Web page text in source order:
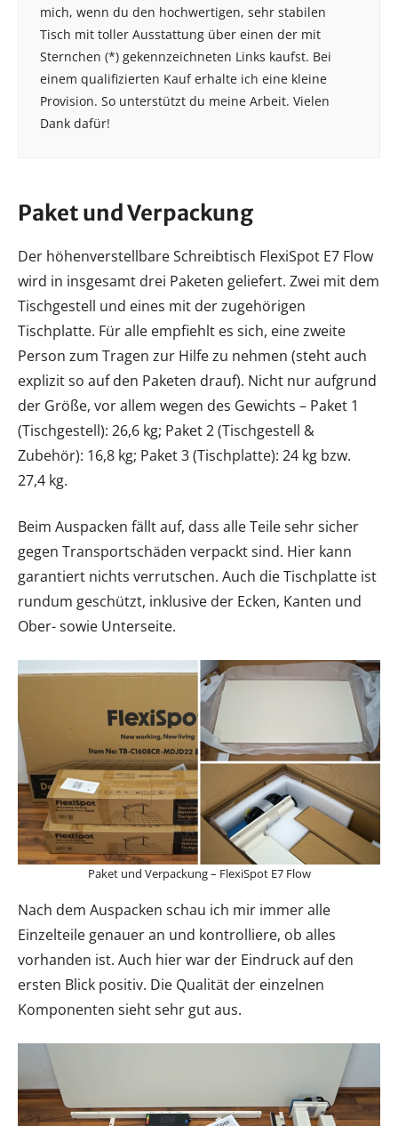
mich, wenn du den hochwertigen, sehr stabilen
Tisch mit toller Ausstattung über einen der mit
Sternchen (*) gekennzeichneten Links kaufst. Bei
einem qualifizierten Kauf erhalte ich eine kleine
Provision. So unterstützt du meine Arbeit. Vielen
Dank dafür!
Paket und Verpackung
Der höhenverstellbare Schreibtisch FlexiSpot E7 Flow
wird in insgesamt drei Paketen geliefert. Zwei mit dem
Tischgestell und eines mit der zugehörigen
Tischplatte. Für alle empfiehlt es sich, eine zweite
Person zum Tragen zur Hilfe zu nehmen (steht auch
explizit so auf den Paketen drauf). Nicht nur aufgrund
der Größe, vor allem wegen des Gewichts – Paket 1
(Tischgestell): 26,6 kg; Paket 2 (Tischgestell &
Zubehör): 16,8 kg; Paket 3 (Tischplatte): 24 kg bzw.
27,4 kg.
Beim Auspacken fällt auf, dass alle Teile sehr sicher
gegen Transportschäden verpackt sind. Hier kann
garantiert nichts verrutschen. Auch die Tischplatte ist
rundum geschützt, inklusive der Ecken, Kanten und
Ober- sowie Unterseite.
Paket und Verpackung – FlexiSpot E7 Flow
Nach dem Auspacken schau ich mir immer alle
Einzelteile genauer an und kontrolliere, ob alles
vorhanden ist. Auch hier war der Eindruck auf den
ersten Blick positiv. Die Qualität der einzelnen
Komponenten sieht sehr gut aus.